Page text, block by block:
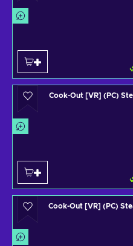
Cook-Out [VR] (PC)
Cook-Out [VR] (PC)